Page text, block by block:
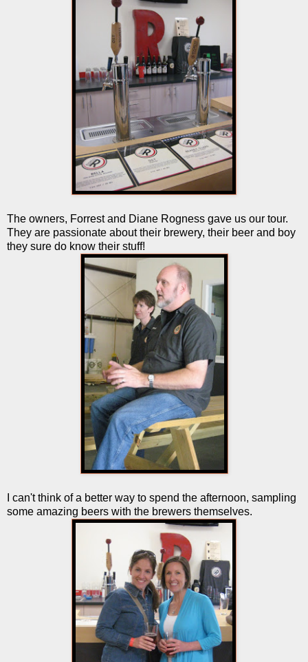
The owners, Forrest and Diane Rogness gave us our tour.
They are passionate about their brewery, their beer and boy
they sure do know their stuff!
I can't think of a better way to spend the afternoon, sampling
some amazing beers with the brewers themselves.